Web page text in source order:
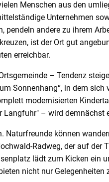
Menschen aus den
Unternehmen
pendeln andere zu ihrem
ist der Ort gut
erreichbar.
– Tendenz
Sonnenhang“, in dem sich
modernisierten
Langfuhr" – wird demnächst
Naturfreunde können
Radweg, der auf der
lädt zum Kicken ein
nicht nur Gelegenheiten